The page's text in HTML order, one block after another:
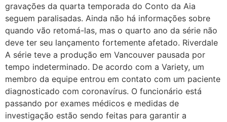
gravações da quarta temporada do Conto da Aia
seguem paralisadas. Ainda não há informações sobre
quando vão retomá-las, mas o quarto ano da série não
deve ter seu lançamento fortemente afetado. Riverdale
A série teve a produção em Vancouver pausada por
tempo indeterminado. De acordo com a Variety, um
membro da equipe entrou em contato com um paciente
diagnosticado com coronavírus. O funcionário está
passando por exames médicos e medidas de
investigação estão sendo feitas para garantir a